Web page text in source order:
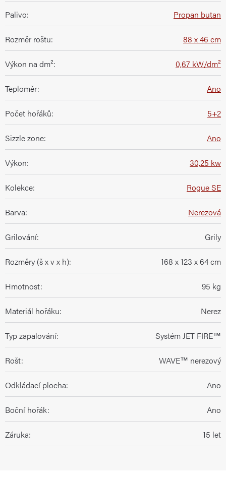
Palivo: Propan butan
Rozměr roštu: 88 x 46 cm
Výkon na dm²: 0,67 kW/dm²
Teploměr: Ano
Počet hořáků: 5+2
Sizzle zone: Ano
Výkon: 30,25 kw
Kolekce: Rogue SE
Barva: Nerezová
Grilování: Grily
Rozměry (š x v x h): 168 x 123 x 64 cm
Hmotnost: 95 kg
Materiál hořáku: Nerez
Typ zapalování: Systém JET FIRE™
Rošt: WAVE™ nerezový
Odkládací plocha: Ano
Boční hořák: Ano
Záruka: 15 let